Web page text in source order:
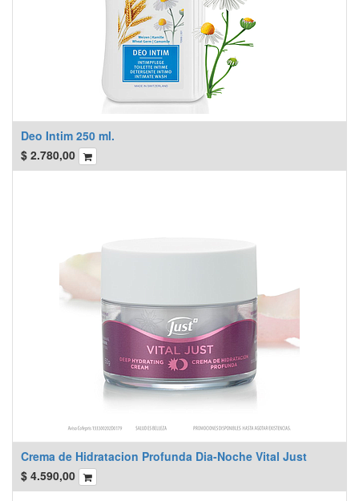
Deo Intim 250 ml.
$ 2.780,00
Crema de Hidratacion Profunda Dia-Noche Vital Just
$ 4.590,00